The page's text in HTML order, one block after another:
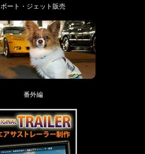
ボート・ジェット販売
番外編